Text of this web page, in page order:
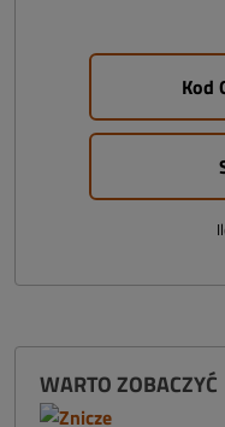
Kod
WARTO ZOBACZYĆ